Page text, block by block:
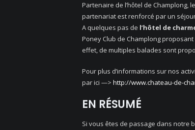
Partenaire de l’hôtel de Champlong,
partenariat est renforcé par un
A quelques pas de l’hôtel de
Poney Club de Champlong
effet, de multiples balades sont
Pour plus d’informations sur nos
par ici —> http://www.chateau-de-
EN RÉSUMÉ
Si vous êtes de passage dans notre